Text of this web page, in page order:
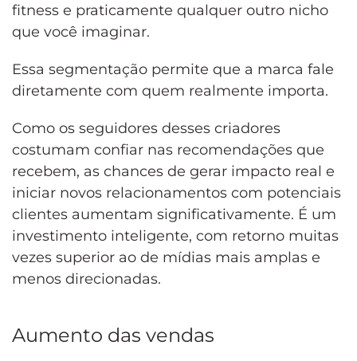
fitness e praticamente qualquer outro nicho
que você imaginar.
Essa segmentação permite que a marca fale
diretamente com quem realmente importa.
Como os seguidores desses criadores
costumam confiar nas recomendações que
recebem, as chances de gerar impacto real e
iniciar novos relacionamentos com potenciais
clientes aumentam significativamente. É um
investimento inteligente, com retorno muitas
vezes superior ao de mídias mais amplas e
menos direcionadas.
Aumento das vendas